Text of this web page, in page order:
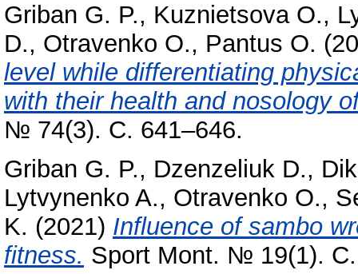
Griban G. P., Kuznіetsova O.,
D., Otravenko O., Pantus O.
level while differentiating
with their health and nosology
№ 74(3). С. 641–646.
Griban G. P., Dzenzeliuk D.,
Lytvynenko A., Otravenko O.,
K. (2021) Influence of sambo
fitness. Sport Mont. № 19(1).